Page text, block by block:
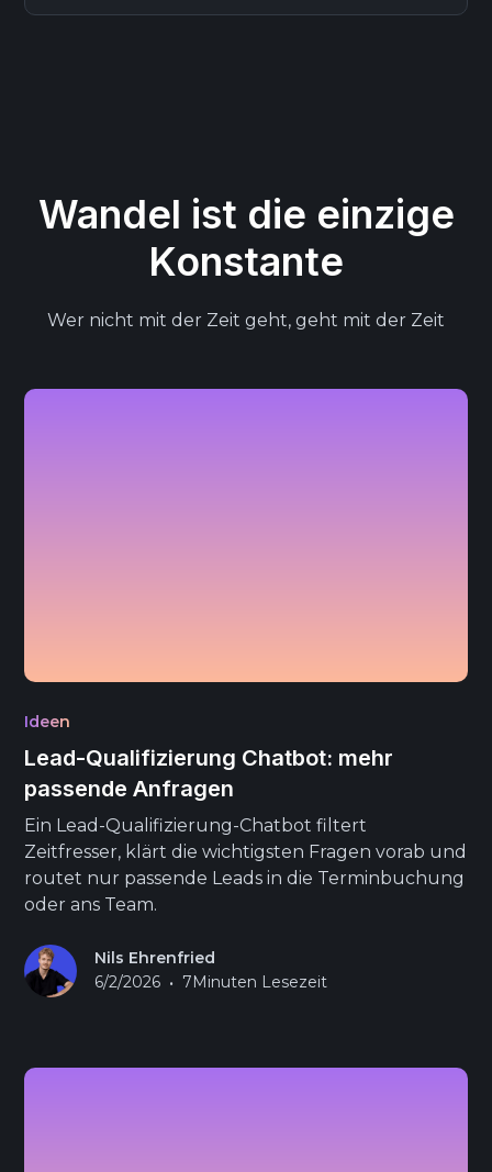
Wandel ist die einzige
Konstante
Wer nicht mit der Zeit geht, geht mit der Zeit
Ideen
Lead-Qualifizierung Chatbot: mehr
passende Anfragen
Ein Lead-Qualifizierung-Chatbot filtert
Zeitfresser, klärt die wichtigsten Fragen vorab und
routet nur passende Leads in die Terminbuchung
oder ans Team.
Nils Ehrenfried
6/2/2026 • 7Minuten Lesezeit